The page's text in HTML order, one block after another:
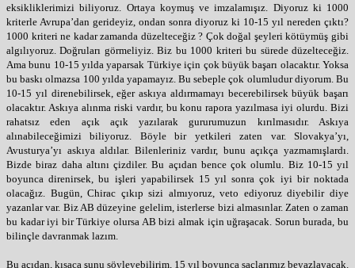
eksikliklerimizi biliyoruz. Ortaya koymuş ve imzalamışız. Diyoruz ki 1000
kriterle Avrupa’dan gerideyiz, ondan sonra diyoruz ki 10-15 yıl nereden çıktı?
1000 kriteri ne kadar zamanda düzelteceğiz ? Çok doğal şeyleri kötüymüş gibi
algılıyoruz. Doğruları görmeliyiz. Biz bu 1000 kriteri bu sürede düzelteceğiz.
Ama bunu 10-15 yılda yaparsak Türkiye için çok büyük başarı olacaktır. Yoksa
bu baskı olmazsa 100 yılda yapamayız. Bu sebeple çok olumludur diyorum. Bu
10-15 yıl direnebilirsek, eğer askıya aldırmamayı becerebilirsek büyük başarı
olacaktır. Askıya alınma riski vardır, bu konu rapora yazılmasa iyi olurdu. Bizi
rahatsız eden açık açık yazılarak gururumuzun kırılmasıdır. Askıya
alınabileceğimizi biliyoruz. Böyle bir yetkileri zaten var. Slovakya’yı,
Avusturya’yı askıya aldılar. Bilenleriniz vardır, bunu açıkça yazmamışlardı.
Bizde biraz daha altını çizdiler. Bu açıdan bence çok olumlu. Biz 10-15 yıl
boyunca direnirsek, bu işleri yapabilirsek 15 yıl sonra çok iyi bir noktada
olacağız. Bugün, Chirac çıkıp sizi almıyoruz, veto ediyoruz diyebilir diye
yazanlar var. Biz AB düzeyine gelelim, isterlerse bizi almasınlar. Zaten o zaman
bu kadar iyi bir Türkiye olursa AB bizi almak için uğraşacak. Sorun burada, bu
bilinçle davranmak lazım.
Bu açıdan, kısaca şunu söyleyebilirim, 15 yıl boyunca saçlarımız beyazlayacak.